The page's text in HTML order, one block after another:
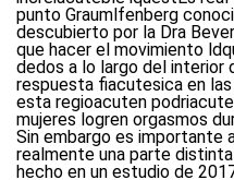
punto Graumlfenberg
descubierto por la Dra
que hacer el movimiento
dedos a lo largo del interior
respuesta fiacutesica en
esta regioacuten
mujeres logren orgasmos
Sin embargo es importante
realmente una parte
hecho en un estudio de